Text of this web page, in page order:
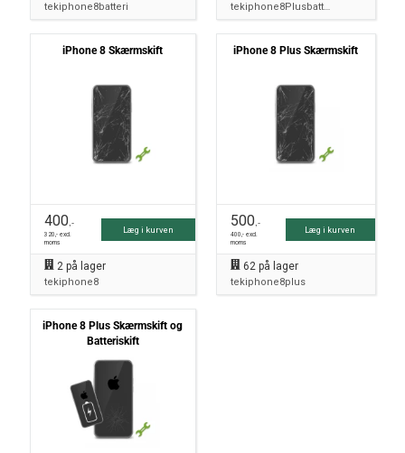
tekiphone8batteri tekiphone8Plusbatteri
iPhone 8 Skærmskift
400,-
320,- excl.
moms
Læg i kurven
2på lager
tekiphone8
iPhone 8 Plus Skærmskift
500,-
400,- excl.
moms
Læg i kurven
62 på lager
tekiphone8plus
iPhone 8 Plus Skærmskift og
Batteriskift